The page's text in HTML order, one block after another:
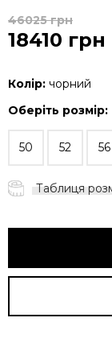
46025 грн
18410 грн
Колір: чорний
Оберіть розмір:
50 52 56
Таблиця